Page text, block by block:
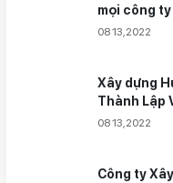
mọi công
08 13,2022
Xây dựng
Thành Lập
08 13,2022
Công ty